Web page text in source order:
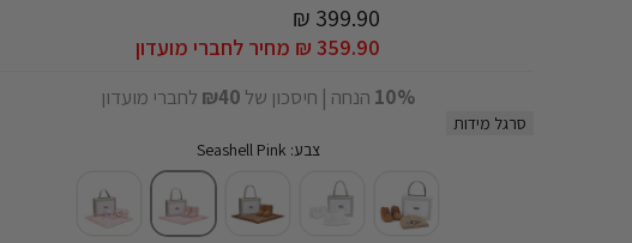
399.90 ₪
359.90 ₪ מחיר לחברי מועדון
10% הנחה | חיסכון של ₪40 לחברי מועדון
סרגל מידות
צבע: Seashell Pink